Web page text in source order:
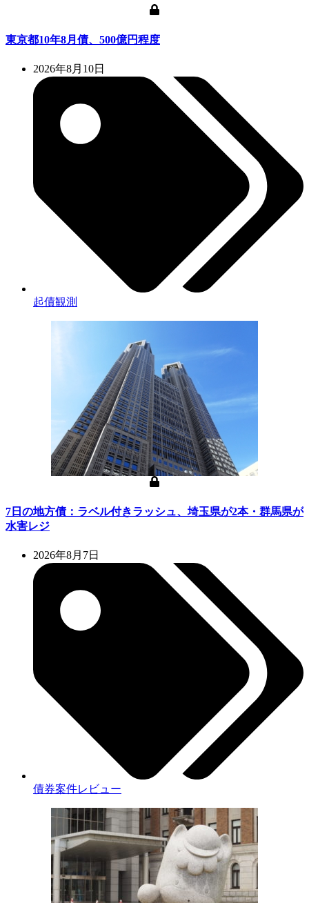
東京都10年8月債、500億円程度
2026年8月10日
起債観測
7日の地方債：ラベル付きラッシュ、埼玉県が2本・群馬県が
水害レジ
2026年8月7日
債券案件レビュー